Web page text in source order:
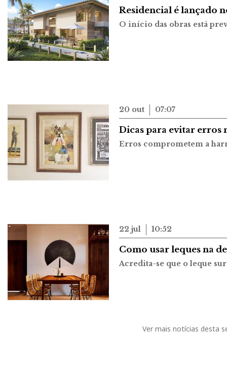
Residencial é lançado
O início das obras está
20 out 07:07
Dicas para evitar erros
Erros comprometem a
22 jul 10:52
Como usar leques na
Acredita-se que o leque
Ver mais notícias desta